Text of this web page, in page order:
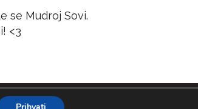
se Mudroj Sovi.
<3